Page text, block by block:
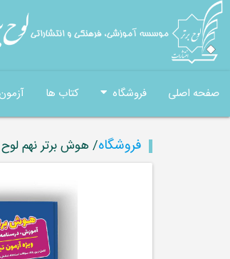
صفحه اصلی فروشگاه کتاب ها
فروشگاه/ هوش برتر نهم لوح